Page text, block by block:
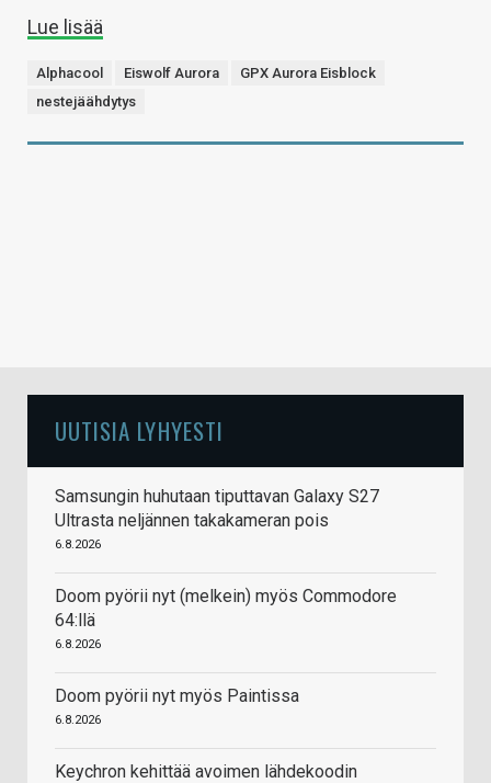
Lue lisää
Alphacool Eiswolf Aurora
GPX Aurora Eisblock
nestejäähdytys
UUTISIA LYHYESTI
Samsungin huhutaan tiputtavan Galaxy S27
Ultrasta neljännen takakameran pois
6.8.2026
Doom pyörii nyt (melkein) myös Commodore
64:llä
6.8.2026
Doom pyörii nyt myös Paintissa
6.8.2026
Keychron kehittää avoimen lähdekoodin